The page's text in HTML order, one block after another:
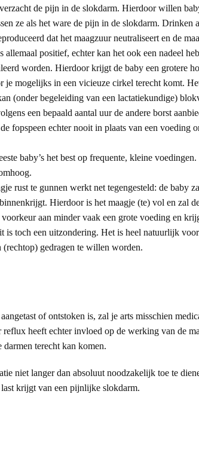
de pijn in de slokdarm. Hierdoor willen
ze als het ware de pijn in de slokdarm. Drinken
dat het maagzuur neutraliseert en de
allemaal positief, echter kan het ook een nadeel
worden. Hierdoor krijgt de baby een grotere
je mogelijks in een vicieuze cirkel terecht komt.
(onder begeleiding van een lactatiekundige)
een bepaald aantal uur de andere borst
fopspeen echter nooit in plaats van een voeding
baby’s het best op frequente, kleine
rust te gunnen werkt net tegengesteld: de baby
Hierdoor is het maagje (te) vol en zal
voorkeur aan minder vaak een grote voeding en
is toch een uitzondering. Het is heel natuurlijk
(rechtop) gedragen te willen worden.
of ontstoken is, zal je arts misschien
heeft echter invloed op de werking van de
terecht kan komen.
niet langer dan absoluut noodzakelijk toe te
krijgt van een pijnlijke slokdarm.